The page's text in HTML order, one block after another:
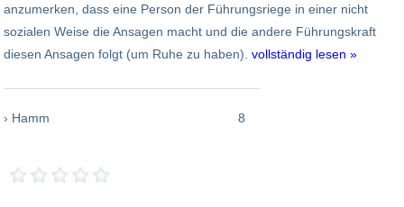
anzumerken, dass eine Person der Führungsriege in einer nicht
sozialen Weise die Ansagen macht und die andere Führungskraft
diesen Ansagen folgt (um Ruhe zu haben). vollständig lesen »
› Hamm 8